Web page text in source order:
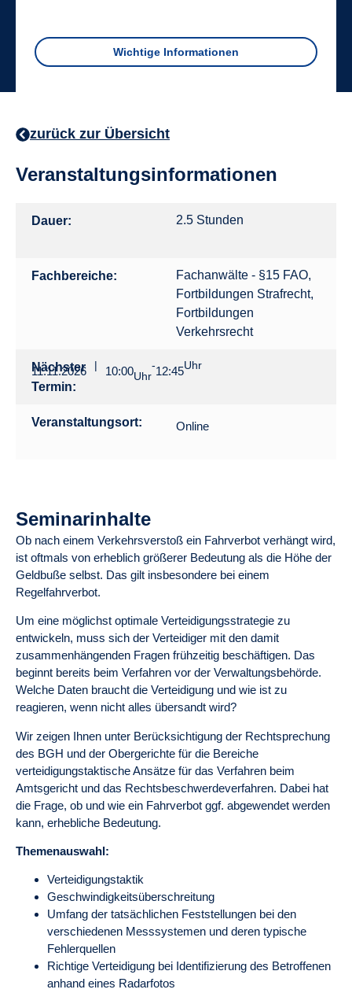
Wichtige Informationen
zurück zur Übersicht
Veranstaltungsinformationen
Dauer: 2.5 Stunden
Fachbereiche: Fachanwälte - §15 FAO,
Fortbildungen Strafrecht,
Fortbildungen
Verkehrsrecht
Nächster
Termin:
11.11.2026 | 10:00Uhr
-12:45Uhr
Veranstaltungsort: Online
Seminarinhalte
Ob nach einem Verkehrsverstoß ein Fahrverbot verhängt wird,
ist oftmals von erheblich größerer Bedeutung als die Höhe der
Geldbuße selbst. Das gilt insbesondere bei einem
Regelfahrverbot.
Um eine möglichst optimale Verteidigungsstrategie zu
entwickeln, muss sich der Verteidiger mit den damit
zusammenhängenden Fragen frühzeitig beschäftigen. Das
beginnt bereits beim Verfahren vor der Verwaltungsbehörde.
Welche Daten braucht die Verteidigung und wie ist zu
reagieren, wenn nicht alles übersandt wird?
Wir zeigen Ihnen unter Berücksichtigung der Rechtsprechung
des BGH und der Obergerichte für die Bereiche
verteidigungstaktische Ansätze für das Verfahren beim
Amtsgericht und das Rechtsbeschwerdeverfahren. Dabei hat
die Frage, ob und wie ein Fahrverbot ggf. abgewendet werden
kann, erhebliche Bedeutung.
Themenauswahl:
Verteidigungstaktik
Geschwindigkeitsüberschreitung
Umfang der tatsächlichen Feststellungen bei den
verschiedenen Messsystemen und deren typische
Fehlerquellen
Richtige Verteidigung bei Identifizierung des Betroffenen
anhand eines Radarfotos